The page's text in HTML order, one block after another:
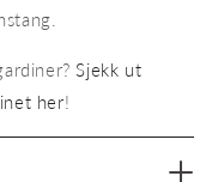
Sjekk ut
her!